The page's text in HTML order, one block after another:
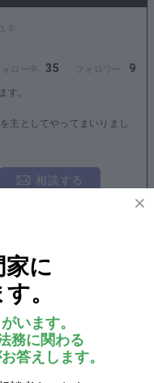
35 9
す。
主としてやってまいりまし
相談する
を聞いてみました。
が、AIにAIと人間の関係
た。 CHATGPTにAIの危
中までとなりますが、回
思います。 AIの社会や...
家に
。
います。
務に関わる
答えします。